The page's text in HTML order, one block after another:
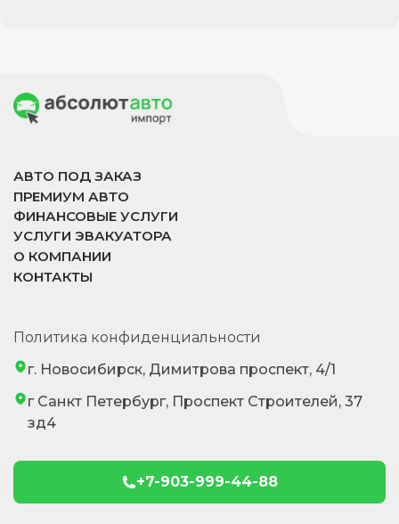
АВТО ПОД ЗАКАЗ
ПРЕМИУМ АВТО
ФИНАНСОВЫЕ УСЛУГИ
УСЛУГИ ЭВАКУАТОРА
О КОМПАНИИ
КОНТАКТЫ
Политика конфиденциальности
г. Новосибирск, Димитрова проспект, 4/1
г Санкт Петербург, Проспект Строителей, 37
зд4
+7-903-999-44-88